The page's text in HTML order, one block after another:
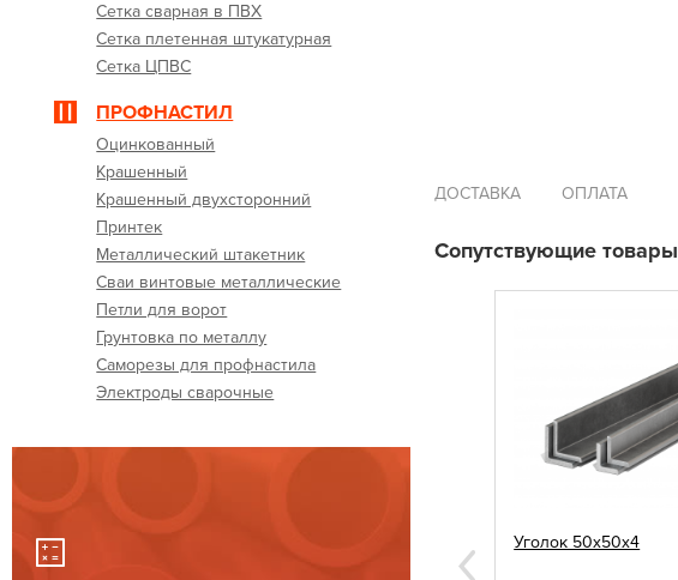
Сетка сварная в ПВХ
Сетка плетенная штукатурная
Сетка ЦПВС
ПРОФНАСТИЛ
Оцинкованный
Крашенный
Крашенный двухсторонний
Принтек
Металлический штакетник
Сваи винтовые металлические
Петли для ворот
Грунтовка по металлу
Саморезы для профнастила
Электроды сварочные
ДОСТАВКА ОПЛАТА
Сопутствующие товары
Уголок 50х50х4